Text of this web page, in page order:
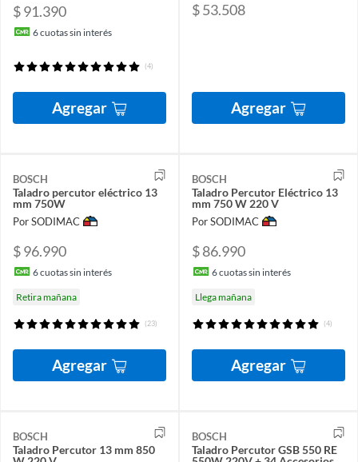
$ 91.390
6cuotas sin interés
(4)
Agregar
$ 53.508
Agregar
BOSCH
Taladro percutor eléctrico 13
mm 750W
Por SODIMAC
$ 96.990
6cuotas sin interés
Retira mañana
(23)
Agregar
BOSCH
Taladro Percutor Eléctrico 13
mm 750 W 220 V
Por SODIMAC
$ 86.990
6cuotas sin interés
Llega mañana
(4)
Agregar
BOSCH
Taladro Percutor 13 mm 850
BOSCH
Taladro Percutor GSB 550 RE